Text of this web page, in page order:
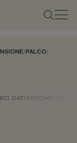
/PALCO/
DATI FOTOMETRICI